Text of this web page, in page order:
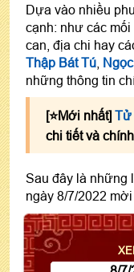
Dựa vào nhiều
cạnh: như các
can, địa chi hay
Thập Bát Tú
những thông tin
[⭐️Mới nhất] Tử
chi tiết và
Sau đây là những
ngày 8/7/2022